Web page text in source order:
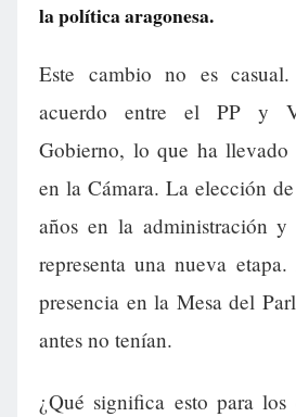
la política aragonesa.
Este cambio no es
acuerdo entre el PP y
Gobierno, lo que ha llevado
en la Cámara. La elección
años en la administración
representa una nueva
presencia en la Mesa del
antes no tenían.
¿Qué significa esto para los